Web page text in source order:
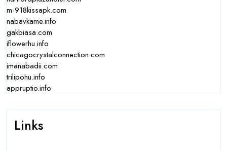
m-918kissapk.com
nabavkame.info
gakbiasa.com
iflowerhu.info
chicagocrystalconnection.com
imanabadii.com
trilipohu.info
appruptio.info
Links